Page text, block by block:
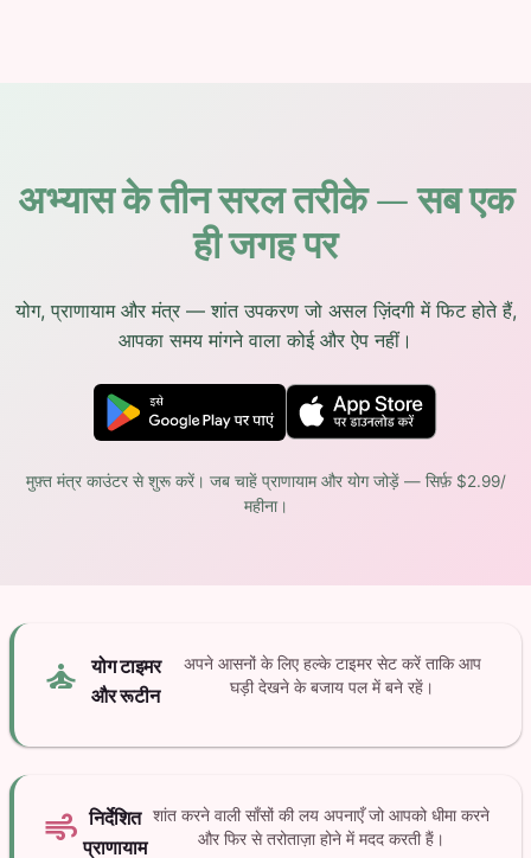
अभ्यास के तीन सरल तरीके — सब एक
ही जगह पर
योग, प्राणायाम और मंत्र — शांत उपकरण जो असल ज़िंदगी में फिट होते हैं,
आपका समय मांगने वाला कोई और ऐप नहीं।
मुफ़्त मंत्र काउंटर से शुरू करें। जब चाहें प्राणायाम और योग जोड़ें — सिर्फ़ $2.99/
महीना।
self_improvement
योग टाइमर
और रूटीन
अपने आसनों के लिए हल्के टाइमर सेट करें ताकि आप
घड़ी देखने के बजाय पल में बने रहें।
air निर्देशित
प्राणायाम
शांत करने वाली साँसों की लय अपनाएँ जो आपको धीमा करने
और फिर से तरोताज़ा होने में मदद करती हैं।